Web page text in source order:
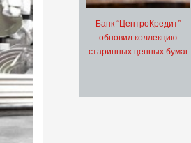
Банк “ЦентроКредит”
обновил коллекцию
старинных ценных бумаг